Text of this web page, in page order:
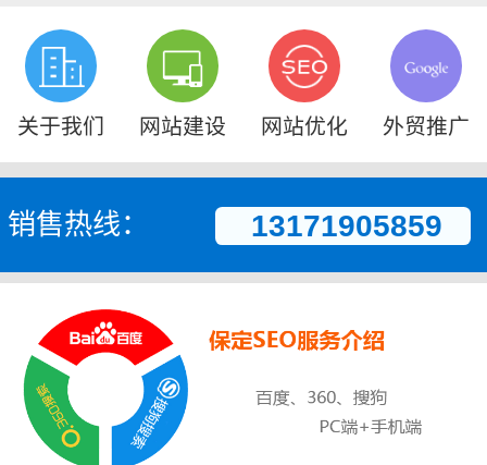
关于我们 网站建设 网站优化 外贸推广
销售热线： 13171905859